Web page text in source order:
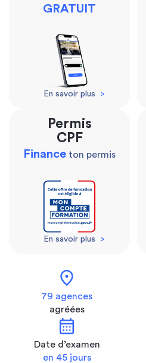
GRATUIT
En savoir plus >
Permis
CPF
Finance ton permis
En savoir plus >
location_on
79 agences
agréées
calendar_month
Date d’examen
en 45 jours